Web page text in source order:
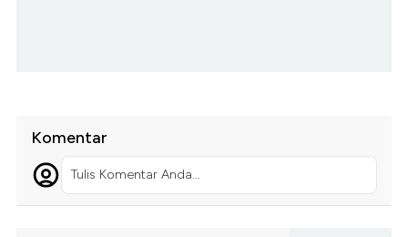
Komentar
Tulis Komentar Anda...